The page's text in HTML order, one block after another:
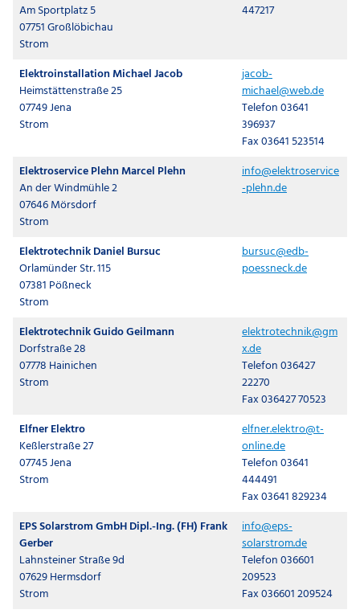
Am Sportplatz 5
07751 Großlöbichau
Strom
447217
Elektroinstallation Michael Jacob
Heimstättenstraße 25
07749 Jena
Strom
jacob-
michael@web.de
Telefon 03641
396937
Fax 03641 523514
Elektroservice Plehn Marcel Plehn
An der Windmühle 2
07646 Mörsdorf
Strom
info@elektroservice
-plehn.de
Elektrotechnik Daniel Bursuc
Orlamünder Str. 115
07381 Pößneck
Strom
bursuc@edb-
poessneck.de
Elektrotechnik Guido Geilmann
Dorfstraße 28
07778 Hainichen
Strom
elektrotechnik@gm
x.de
Telefon 036427
22270
Fax 036427 70523
Elfner Elektro
Keßlerstraße 27
07745 Jena
Strom
elfner.elektro@t-
online.de
Telefon 03641
444491
Fax 03641 829234
EPS Solarstrom GmbH Dipl.-Ing. (FH) Frank
Gerber
Lahnsteiner Straße 9d
07629 Hermsdorf
Strom
info@eps-
solarstrom.de
Telefon 036601
209523
Fax 036601 209524